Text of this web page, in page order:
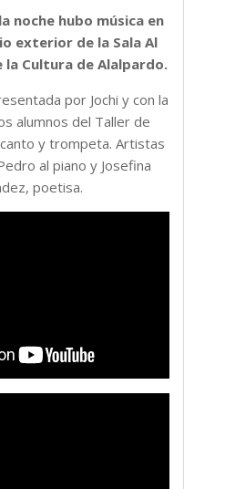
noche hubo música en
exterior de la Sala Al
la Cultura de Alalpardo.
por Jochi y con la
alumnos del Taller de
y trompeta. Artistas
al piano y Josefina
poetisa.